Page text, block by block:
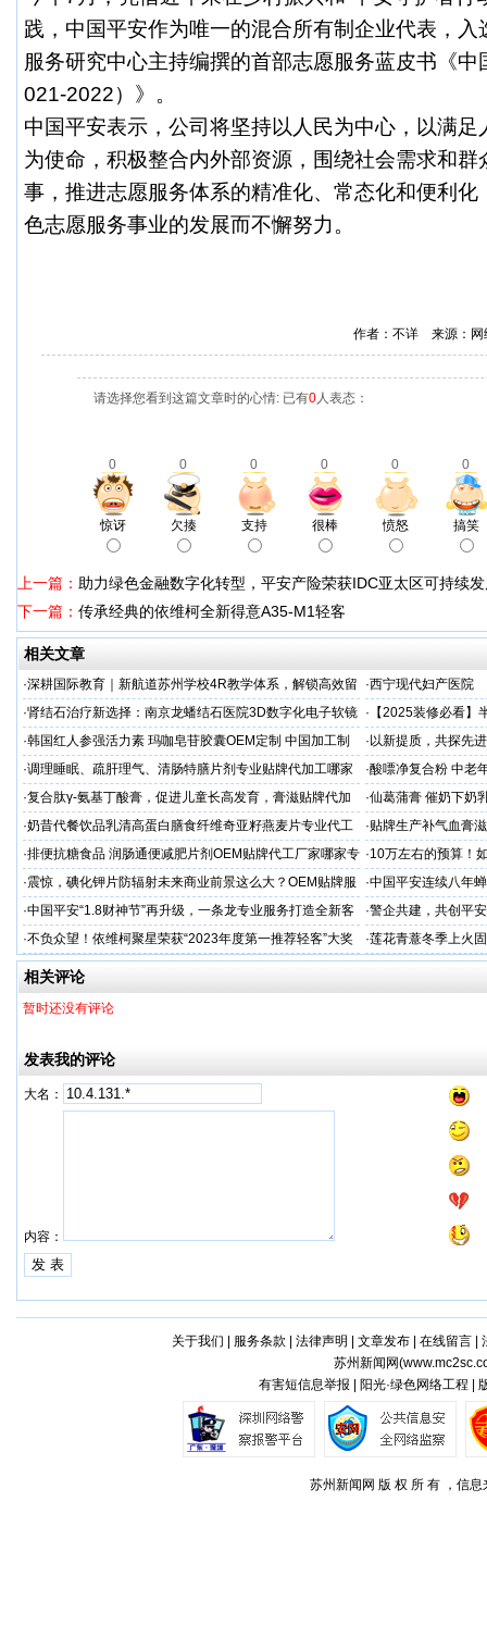
践，中国平安作为唯一的混合所有制企业代表，
服务研究中心主持编撰的首部志愿服务蓝皮书《
021-2022）》。
中国平安表示，公司将坚持以人民为中心，以满
为使命，积极整合内外部资源，围绕社会需求和群
事，推进志愿服务体系的精准化、常态化和便利化
色志愿服务事业的发展而不懈努力。
作者：不详 来源：
请选择您看到这篇文章时的心情: 已有0人表态：
0 0 0 0 0 0
惊讶 欠揍 支持 很棒 愤怒 搞笑
上一篇： 助力绿色金融数字化转型，平安产险荣获IDC亚太区可持续
下一篇： 传承经典的依维柯全新得意A35-M1轻客
相关文章
·深耕国际教育｜新航道苏州学校4R教学体系，解锁高效留
学备考之路
·西宁现代妇产医院
·肾结石治疗新选择：南京龙蟠结石医院3D数字化电子软镜
保肾取石术
· 【2025装修必看
你省下3万冤枉钱！
·韩国红人参强活力素 玛咖皂苷胶囊OEM定制 中国加工制
造商
· 以新提质，共探先
·调理睡眠、疏肝理气、清肠特膳片剂专业贴牌代加工哪家
专业
·酸嘌净复合粉 中老
·复合肽γ-氨基丁酸膏，促进儿童长高发育，膏滋贴牌代加
工厂家
·仙葛蒲膏 催奶下奶
家
·奶昔代餐饮品乳清高蛋白膳食纤维奇亚籽燕麦片专业代工
厂家
·贴牌生产补气血膏
·排便抗糖食品 润肠通便减肥片剂OEM贴牌代工厂家哪家专
业
·10万左右的预算！
·震惊，碘化钾片防辐射未来商业前景这么大？OEM贴牌服
务商
·中国平安连续八年
品牌"
·中国平安“1.8财神节”再升级，一条龙专业服务打造全新客
户体验
·警企共建，共创平
人才专项培训
·不负众望！依维柯聚星荣获“2023年度第一推荐轻客”大奖 ·莲花青薏冬季上火
工厂
相关评论
暂时还没有评论
发表我的评论
大名：
内容：
关于我们 服务条款 法律声明 文章发布| 在线留言|
苏州新闻网(
有害短信息举报 | 阳光·绿色网络工程 |
苏州新闻网 版 权 所 有 ，信